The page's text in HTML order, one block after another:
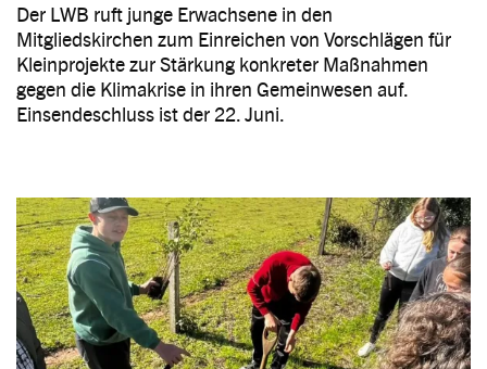
Der LWB ruft junge Erwachsene in den
Mitgliedskirchen zum Einreichen von Vorschlägen für
Kleinprojekte zur Stärkung konkreter Maßnahmen
gegen die Klimakrise in ihren Gemeinwesen auf.
Einsendeschluss ist der 22. Juni.
Image